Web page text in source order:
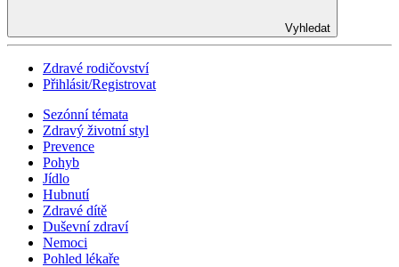
Vyhledat
Zdravé rodičovství
Přihlásit/Registrovat
Sezónní témata
Zdravý životní styl
Prevence
Pohyb
Jídlo
Hubnutí
Zdravé dítě
Duševní zdraví
Nemoci
Pohled lékaře